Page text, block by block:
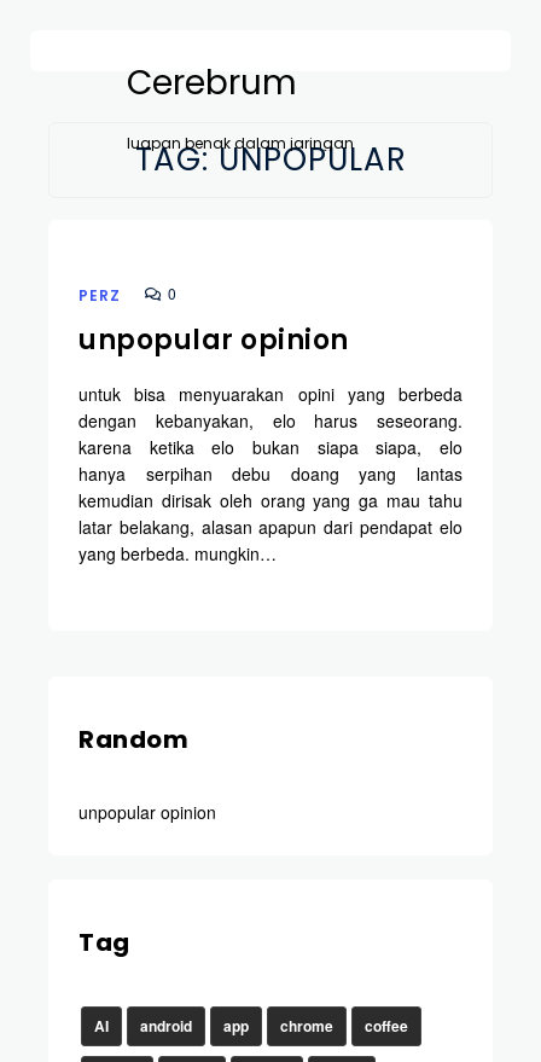
Cerebrum
luapan benak dalam jaringan
TAG:UNPOPULAR
PERZ 0
unpopular opinion
untuk bisa menyuarakan opini yang berbeda
dengan kebanyakan, elo harus seseorang.
karena ketika elo bukan siapa siapa, elo
hanya serpihan debu doang yang lantas
kemudian dirisak oleh orang yang ga mau tahu
latar belakang, alasan apapun dari pendapat elo
yang berbeda. mungkin…
Random
unpopular opinion
Tag
AI android app chrome coffee